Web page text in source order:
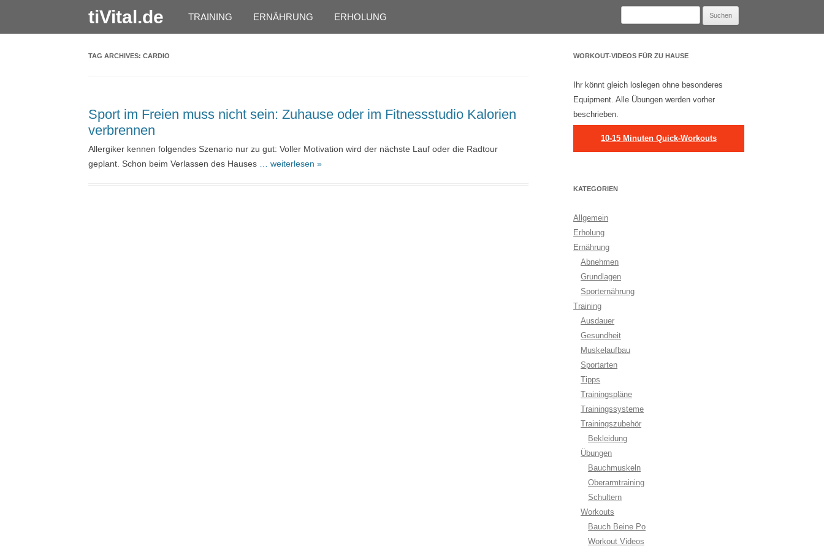
tiVital.de TRAINING ERNÄHRUNG ERHOLUNG
Suchen
TAG ARCHIVES: CARDIO
Sport im Freien muss nicht sein: Zuhause oder im Fitnessstudio Kalorien
verbrennen
Allergiker kennen folgendes Szenario nur zu gut: Voller Motivation wird der nächste Lauf oder die Radtour
geplant. Schon beim Verlassen des Hauses
… weiterlesen »
WORKOUT-VIDEOS FÜR ZU HAUSE
Ihr könnt gleich loslegen ohne besonderes
Equipment. Alle Übungen werden vorher
beschrieben.
10-15 Minuten Quick-Workouts
KATEGORIEN
Allgemein
Erholung
Ernährung
Abnehmen
Grundlagen
Sporternährung
Training
Ausdauer
Gesundheit
Muskelaufbau
Sportarten
Tipps
Trainingspläne
Trainingssysteme
Trainingszubehör
Bekleidung
Übungen
Bauchmuskeln
Oberarmtraining
Schultern
Workouts
Bauch Beine Po
Workout Videos